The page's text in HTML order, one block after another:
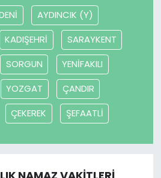
AYDINCIK (Y)
KADIŞEHRİ
SARAYKENT
SORGUN
YENİFAKILI
YOZGAT
ÇANDIR
ÇEKEREK ŞEFAATLİ